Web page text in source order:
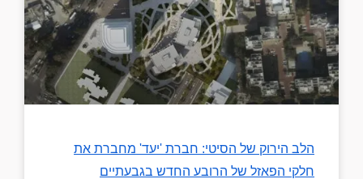
הלב הירוק של הסיטי: חברת 'יעד' מחברת את
חלקי הפאזל של הרובע החדש בגבעתיים